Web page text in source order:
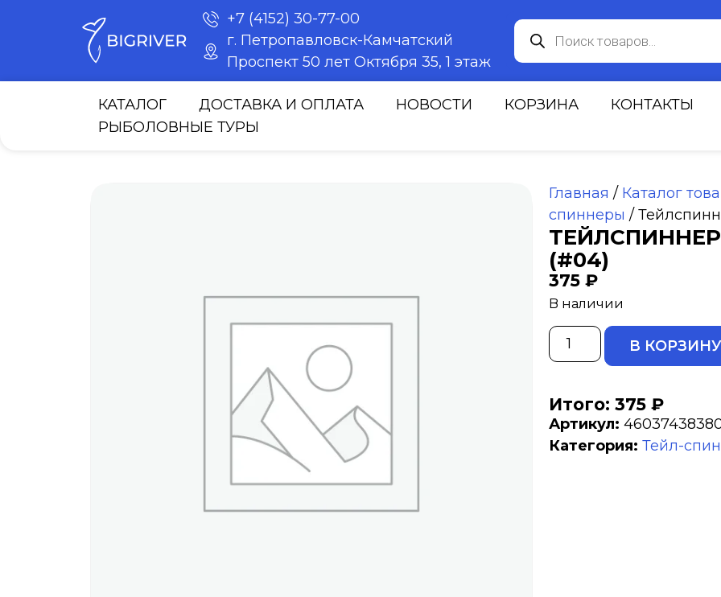
+7 (4152) 30-77-00
г. Петропавловск-Камчатский
Проспект 50 лет Октября 35, 1 этаж
КАТАЛОГ ДОСТАВКА И ОПЛАТА НОВОСТИ КОРЗИНА
КОНТАКТЫ
РЫБОЛОВНЫЕ ТУРЫ
Главная / Каталог
спиннеры /
ТЕЙЛСПИННЕР
(#04)
375 ₽
В наличии
В КОРЗИНУ
Итого: 375 ₽
Артикул:
Категория: Тейл-